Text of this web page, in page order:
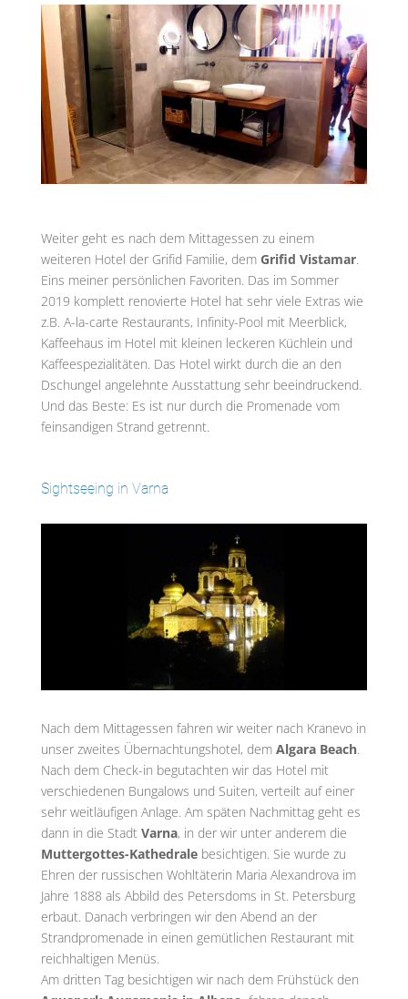
Weiter geht es nach dem Mittagessen zu einem
weiteren Hotel der Grifid Familie, dem Grifid Vistamar.
Eins meiner persönlichen Favoriten. Das im Sommer
2019 komplett renovierte Hotel hat sehr viele Extras wie
z.B. A-la-carte Restaurants, Infinity-Pool mit Meerblick,
Kaffeehaus im Hotel mit kleinen leckeren Küchlein und
Kaffeespezialitäten. Das Hotel wirkt durch die an den
Dschungel angelehnte Ausstattung sehr beeindruckend.
Und das Beste: Es ist nur durch die Promenade vom
feinsandigen Strand getrennt.
Sightseeing in Varna
Nach dem Mittagessen fahren wir weiter nach Kranevo in
unser zweites Übernachtungshotel, dem Algara Beach.
Nach dem Check-in begutachten wir das Hotel mit
verschiedenen Bungalows und Suiten, verteilt auf einer
sehr weitläufigen Anlage. Am späten Nachmittag geht es
dann in die Stadt Varna, in der wir unter anderem die
Muttergottes-Kathedralebesichtigen. Sie wurde zu
Ehren der russischen Wohltäterin Maria Alexandrova im
Jahre 1888 als Abbild des Petersdoms in St. Petersburg
erbaut. Danach verbringen wir den Abend an der
Strandpromenade in einen gemütlichen Restaurant mit
reichhaltigen Menüs.
Am dritten Tag besichtigen wir nach dem Frühstück den